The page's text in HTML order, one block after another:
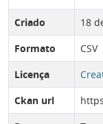
Criado
18
Formato
CSV
Licença
Ckan url